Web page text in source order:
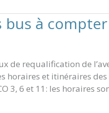
à
de requalification de
horaires et itinéraires
3, 6 et 11: les horaires